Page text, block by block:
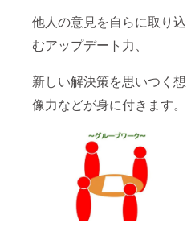
他人の意見を自らに取り込
むアップデート力、
新しい解決策を思いつく想
像力などが身に付きます。